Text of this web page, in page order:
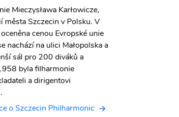
Mieczysława Karłowicze,
Szczecin v Polsku. V
cenou Evropské unie
nachází na ulici Małopolska a
sál pro 200 diváků a
byla filharmonie
a dirigentovi
o Szczecin Philharmonic